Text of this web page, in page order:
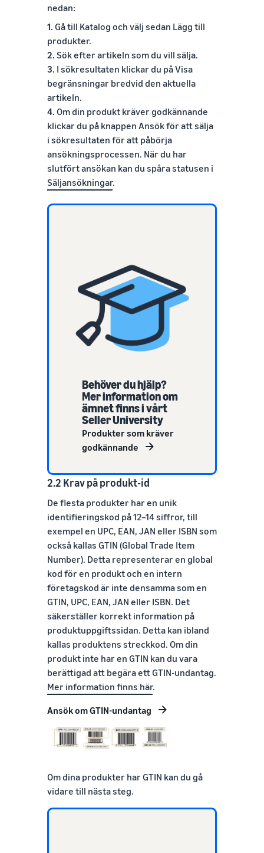
nedan:
1. Gå till Katalog och välj sedan Lägg till
produkter.
2. Sök efter artikeln som du vill sälja.
3. I sökresultaten klickar du på Visa
begränsningar bredvid den aktuella
artikeln.
4. Om din produkt kräver godkännande
klickar du på knappen Ansök för att sälja
i sökresultaten för att påbörja
ansökningsprocessen. När du har
slutfört ansökan kan du spåra statusen i
Säljansökningar.
Behöver du hjälp?
Mer information om
ämnet finns i vårt
Seller University
Produkter som kräver
godkännande
2.2 Krav på produkt-id
De flesta produkter har en unik
identifieringskod på 12–14 siffror, till
exempel en UPC, EAN, JAN eller ISBN som
också kallas GTIN (Global Trade Item
Number). Detta representerar en global
kod för en produkt och en intern
företagskod är inte densamma som en
GTIN, UPC, EAN, JAN eller ISBN. Det
säkerställer korrekt information på
produktuppgiftssidan. Detta kan ibland
kallas produktens streckkod. Om din
produkt inte har en GTIN kan du vara
berättigad att begära ett GTIN-undantag.
Mer information finns här.
Ansök om GTIN-undantag
Om dina produkter har GTIN kan du gå
vidare till nästa steg.